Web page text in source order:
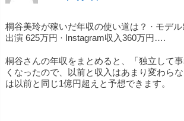
桐谷美玲が稼いだ年収の使い道は？ · モデル
出演 625万円 · Instagram収入360万円….
桐谷さんの年収をまとめると、「独立して
くなったので、以前と収入はあまり変わら
は以前と同じ1億円超えと予想できます。